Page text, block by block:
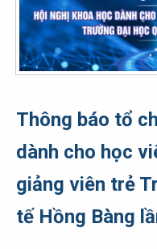
Thông báo tổ
dành cho học
giảng viên trẻ
tế Hồng Bàng